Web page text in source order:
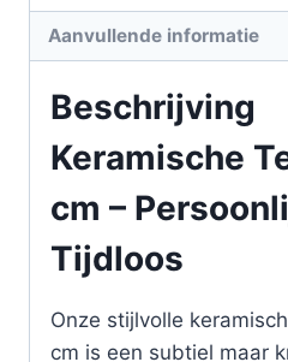
Aanvullende informatie
Beschrijving
Keramische
cm –
Tijdloos
Onze stijlvolle
cm is een subtiel maar